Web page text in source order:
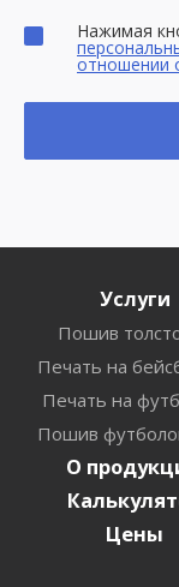
Нажимая
отношении
Услуги
Пошив
Печать на
Печать на
Пошив
О
Цены